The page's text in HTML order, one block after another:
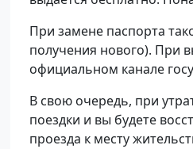
При замене паспорта
получения нового). При
официальном канале
В свою очередь, при
поездки и вы будете
проезда к месту